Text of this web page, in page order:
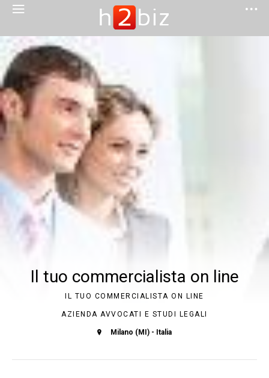
Il tuo commercialista on line
IL TUO COMMERCIALISTA ON LINE
AZIENDA AVVOCATI E STUDI LEGALI
Milano (MI) - Italia